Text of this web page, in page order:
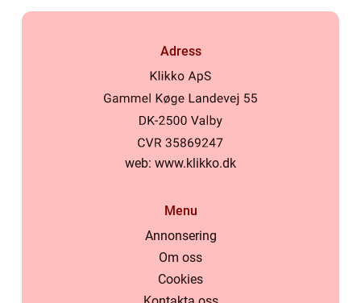
Adress
web: www.klikko.dk
Menu
Annonsering
Om oss
Cookies